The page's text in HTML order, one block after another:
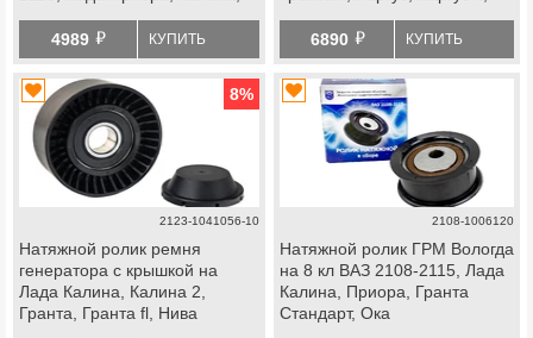
4989 й КУПИТЬ
6890 й КУПИТЬ
8%
2123-1041056-10
Натяжной ролик ремня
генератора с крышкой на
Лада Калина, Калина 2,
Гранта, Гранта fl, Нива
2108-1006120
Натяжной ролик ГРМ Вологда
на 8 кл ВАЗ 2108-2115, Лада
Калина, Приора, Гранта
Стандарт, Ока